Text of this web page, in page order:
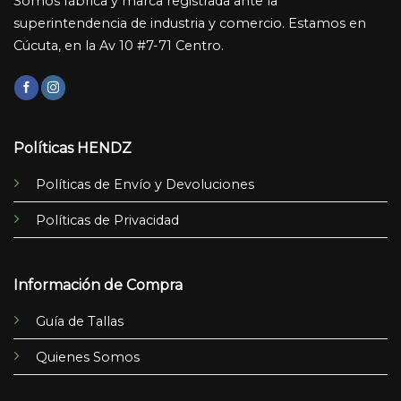
superintendencia de industria y comercio. Estamos en
Cúcuta, en la Av 10 #7-71 Centro.
Políticas HENDZ
Políticas de Envío y Devoluciones
Políticas de Privacidad
Información de Compra
Guía de Tallas
Quienes Somos